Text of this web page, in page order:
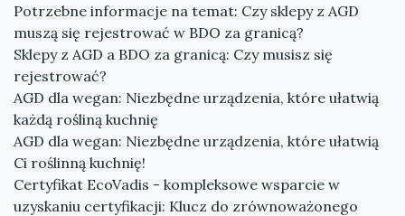
Potrzebne informacje na temat: Czy sklepy z AGD
muszą się rejestrować w BDO za granicą?
Sklepy z AGD a BDO za granicą: Czy musisz się
rejestrować?
AGD dla wegan: Niezbędne urządzenia, które ułatwią
każdą rośliną kuchnię
AGD dla wegan: Niezbędne urządzenia, które ułatwią
Ci roślinną kuchnię!
Certyfikat EcoVadis - kompleksowe wsparcie w
uzyskaniu certyfikacji: Klucz do zrównoważonego